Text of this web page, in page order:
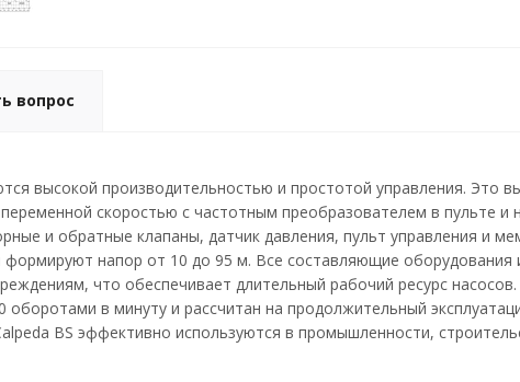
вопрос
высокой производительностью и простотой управления.
скоростью с частотным преобразователем в пульте
и обратные клапаны, датчик давления, пульт управления и
напор от 10 до 95 м. Все составляющие оборудования
что обеспечивает длительный рабочий ресурс
в минуту и рассчитан на продолжительный
BS эффективно используются в промышленности,